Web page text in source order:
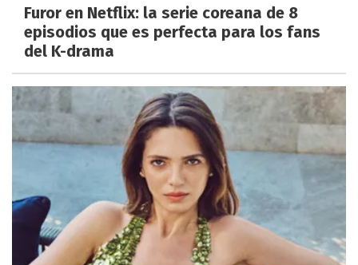
Furor en Netflix: la serie coreana de 8
episodios que es perfecta para los fans
del K-drama